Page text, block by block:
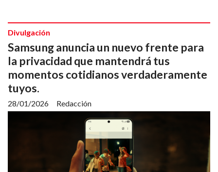
Samsung anuncia un nuevo frente para
la privacidad que mantendrá tus
momentos cotidianos verdaderamente
tuyos.
Redacción
Divulgación
28/01/2026